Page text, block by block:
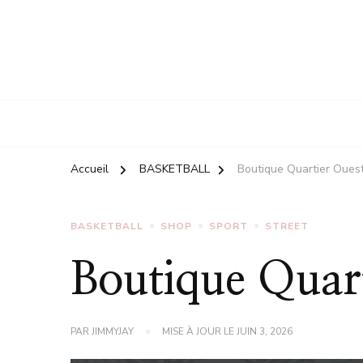
Accueil BASKETBALL Boutique Quartier
BASKETBALL SHOP SPORT STREET
Boutique
PARJIMMYJAY MISE À JOUR LEJUIN 3, 2026